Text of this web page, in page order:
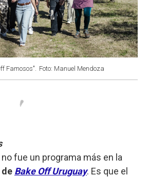
Famosos". Foto: Manuel Mendoza
fue un programa más en la
Bake Off Uruguay. Es que el